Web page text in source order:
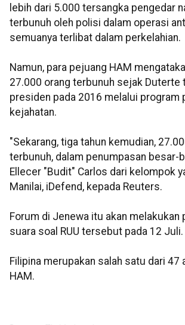
lebih dari 5.000 tersangka pengedar
terbunuh oleh polisi dalam operasi
semuanya terlibat dalam perkelahian.
Namun, para pejuang HAM
27.000 orang terbunuh sejak Duterte
presiden pada 2016 melalui program
kejahatan.
"Sekarang, tiga tahun kemudian,
terbunuh, dalam penumpasan besar-
Ellecer "Budit" Carlos dari kelompok
Manilai, iDefend, kepada Reuters.
Forum di Jenewa itu akan melakukan
suara soal RUU tersebut pada 12 Juli.
Filipina merupakan salah satu dari 47
HAM.